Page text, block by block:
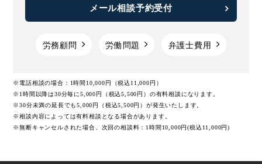
メール相談予約受付
労務顧問 労働問題 弁護士費用
※電話相談の場合：1時間10,000円（税込11,000円）
※1時間以降は30分毎に5,000円（税込5,500円）の有料相談になります。
※30分未満の延長でも5,000円（税込5,500円）が発生いたします。
※相談内容によっては有料相談となる場合があります。
※無断キャンセルされた場合、次回の相談料：1時間10,000円(税込11,000円)